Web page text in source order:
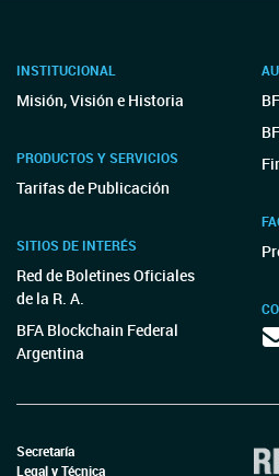
INSTITUCIONAL
Misión, Visión e Historia
PRODUCTOS Y SERVICIOS
Tarifas de Publicación
SITIOS DE INTERÉS
Red de Boletines Oficiales
de la R. A.
BFA Blockchain Federal
Argentina
Secretaría
Legal y Técnica